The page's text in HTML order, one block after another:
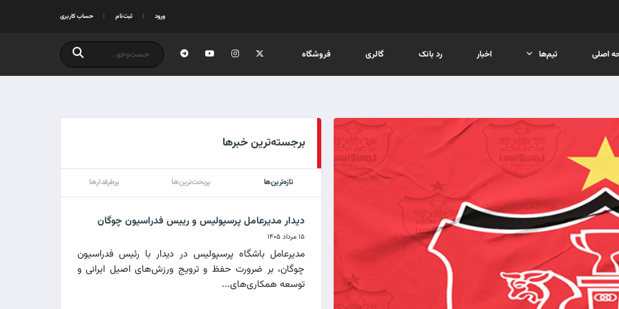
ورود ثبت‌نام حساب کاربری
اصلی تیم‌ها اخبار رد بانک گالری فروشگاه
برجسته‌ترین خبرها
تازه‌ترین‌ها پربحث‌ترین‌ها پرطرفدارها
دیدار مدیرعامل پرسپولیس و رییس فدراسیون چوگان
۱۵ مرداد ۱۴۰۵
مدیرعامل باشگاه پرسپولیس در دیدار با رئیس فدراسیون
چوگان، بر ضرورت حفظ و ترویج ورزش‌های اصیل ایرانی و
توسعه همکاری‌های...